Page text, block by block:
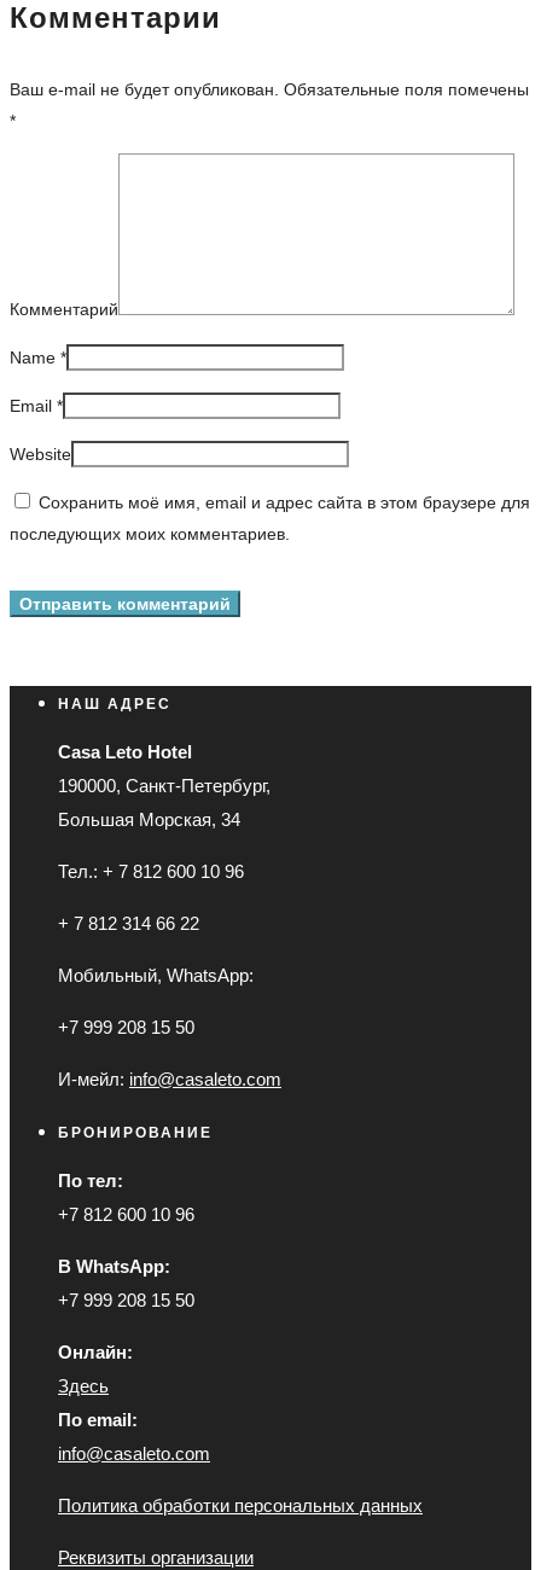
Комментарии
Ваш e-mail не будет опубликован. Обязательные поля помечены
*
Комментарий
Name *
Email *
Website
Сохранить моё имя, email и адрес сайта в этом браузере для
последующих моих комментариев.
НАШ АДРЕС
Casa Leto Hotel
190000, Санкт-Петербург,
Большая Морская, 34
Тел.: + 7 812 600 10 96
+ 7 812 314 66 22
Мобильный, WhatsApp:
+7 999 208 15 50
И-мейл: info@casaleto.com
БРОНИРОВАНИЕ
По тел:
+7 812 600 10 96
В WhatsApp:
+7 999 208 15 50
Онлайн:
Здесь
По email:
info@casaleto.com
Политика обработки персональных данных
Реквизиты организации